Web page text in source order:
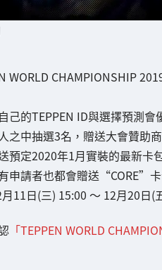
WORLD CHAMPIONSHIP
己的TEPPEN ID與選擇預測會
之中抽選3名，贈送大會贊助
預定2020年1月實裝的最新卡
申請者也都會贈送“CORE”
11日(三) 15:00 ～ 12月20日(
「TEPPEN WORLD